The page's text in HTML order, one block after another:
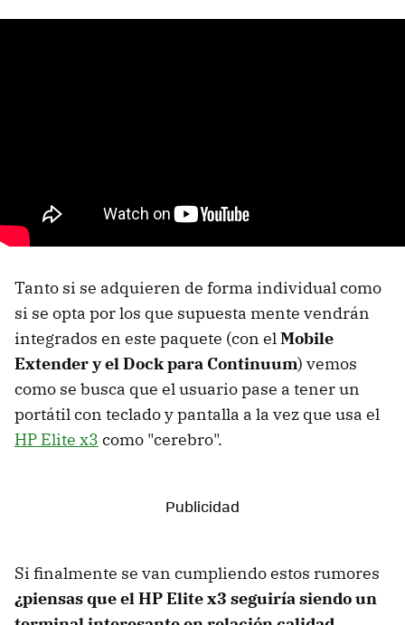
Tanto si se adquieren de forma individual como
si se opta por los que supuesta mente vendrán
integrados en este paquete (con elMobile
Extender y el Dock para Continuum) vemos
como se busca que el usuario pase a tener un
portátil con teclado y pantalla a la vez que usa el
HP Elite x3 como "cerebro".
Si finalmente se van cumpliendo estos rumores
¿piensas que el HP Elite x3 seguiría siendo un